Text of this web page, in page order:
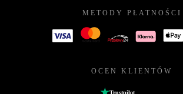
METODY PŁATNOŚCI
OCEN KLIENTÓW
Trustpilot